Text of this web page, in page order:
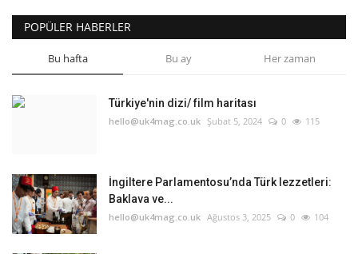
POPÜLER HABERLER
Bu hafta Bu ay Her zaman
Türkiye'nin dizi/ film haritası
hello@uk4mag.co.uk Şubat 5, 2024 0 115
İngiltere Parlamentosu’nda Türk lezzetleri:
Baklava ve...
hello@uk4mag.co.uk Ağustos 3, 2025 0 104